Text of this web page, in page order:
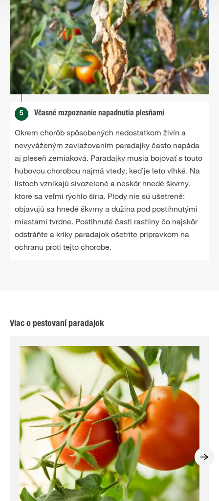
5 Včasné rozpoznanie napadnutia plesňami
Okrem chorôb spôsobených nedostatkom živín a
nevyváženým zavlažovaním paradajky často napáda
aj pleseň zemiaková. Paradajky musia bojovať s touto
hubovou chorobou najmä vtedy, keď je leto vlhké. Na
listoch vznikajú sivozelené a neskôr hnedé škvrny,
ktoré sa veľmi rýchlo šíria. Plody nie sú ušetrené:
objavujú sa hnedé škvrny a dužina pod postihnutými
miestami tvrdne. Postihnuté časti rastliny čo najskôr
odstráňte a kríky paradajok ošetrite prípravkom na
ochranu proti tejto chorobe.
Viac o pestovaní paradajok